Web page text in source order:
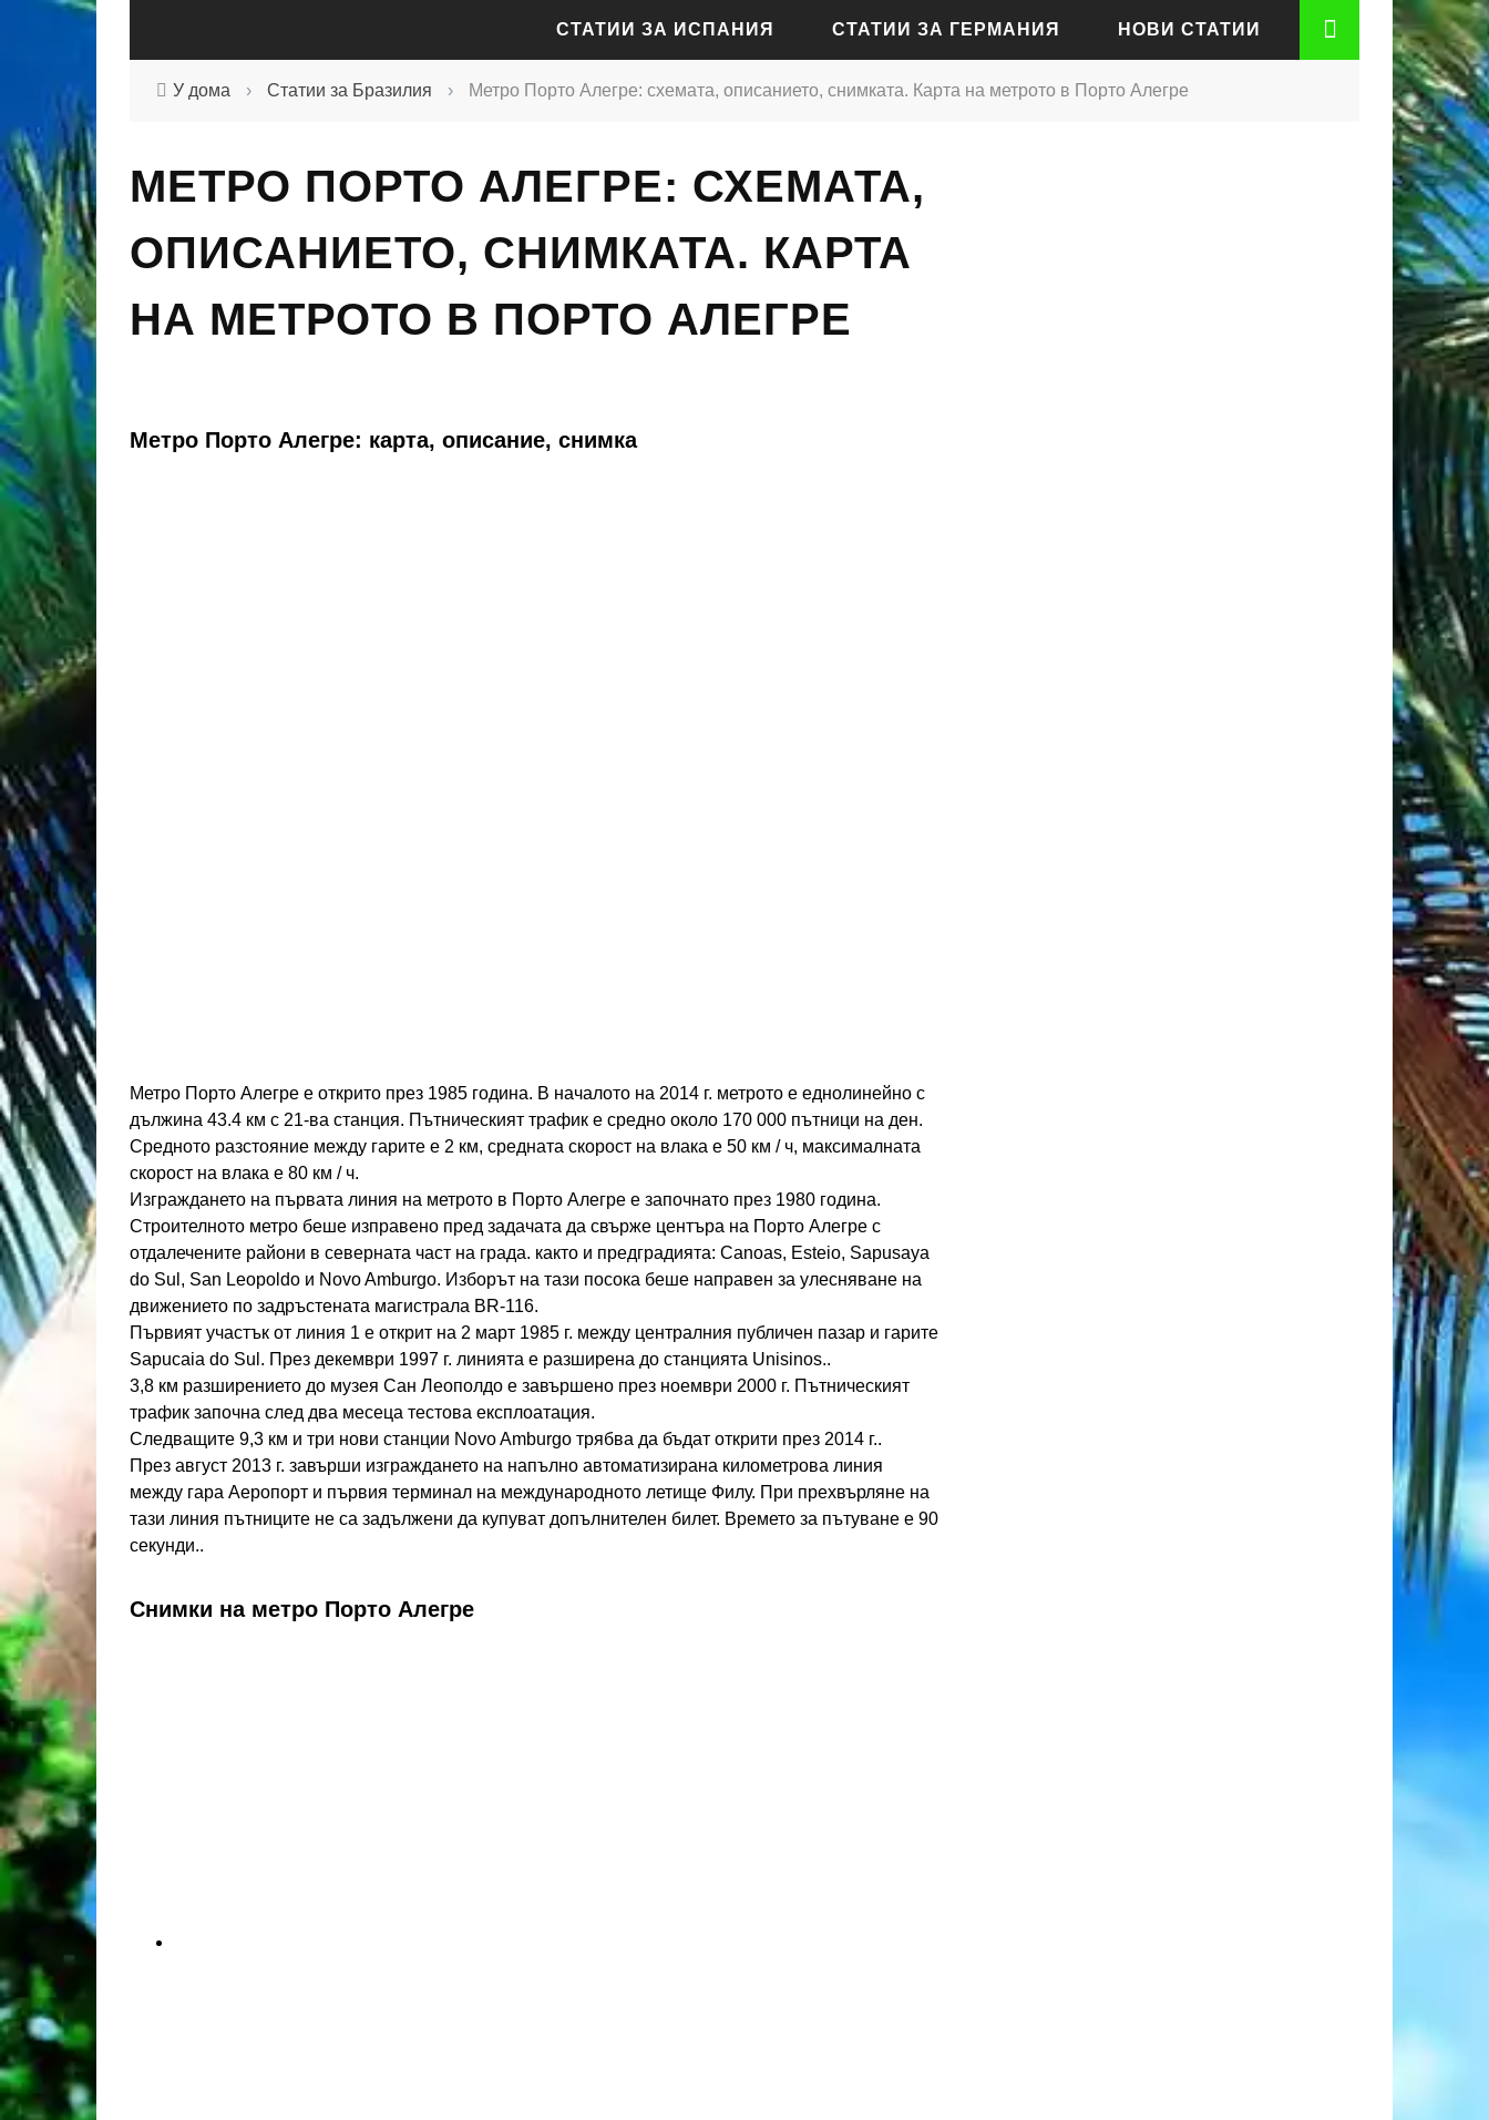
СТАТИИ ЗА ИСПАНИЯ
СТАТИИ ЗА БАРСЕЛОНА
СТАТИИ ЗА СЕВИЛЯ
СТАТИИ ЗА ВАЛЕНСИЯ
СТАТИИ ЗА ГЕРМАНИЯ
СТАТИИ ЗА БЕРЛИН
СТАТИИ ЗА ДРЕЗДЕН
СТАТИИ ЗА ФРАНКФУРТ
НОВИ СТАТИИ
У дома › Статии за Бразилия › Метро Порто Алегре: схемата, описанието, снимката. Карта на метрото в Порто Алегре
МЕТРО ПОРТО АЛЕГРЕ: СХЕМАТА,
ОПИСАНИЕТО, СНИМКАТА. КАРТА
НА МЕТРОТО В ПОРТО АЛЕГРЕ
Метро Порто Алегре: карта, описание, снимка
Метро Порто Алегре е открито през 1985 година. В началото на 2014 г. метрото е еднолинейно с
дължина 43.4 км с 21-ва станция. Пътническият трафик е средно около 170 000 пътници на ден.
Средното разстояние между гарите е 2 км, средната скорост на влака е 50 км / ч, максималната
скорост на влака е 80 км / ч.
Изграждането на първата линия на метрото в Порто Алегре е започнато през 1980 година.
Строителното метро беше изправено пред задачата да свърже центъра на Порто Алегре с
отдалечените райони в северната част на града. както и предградията: Canoas, Esteio, Sapusaya
do Sul, San Leopoldo и Novo Amburgo. Изборът на тази посока беше направен за улесняване на
движението по задръстената магистрала BR-116.
Първият участък от линия 1 е открит на 2 март 1985 г. между централния публичен пазар и гарите
Sapucaia do Sul. През декември 1997 г. линията е разширена до станцията Unisinos..
3,8 км разширението до музея Сан Леополдо е завършено през ноември 2000 г. Пътническият
трафик започна след два месеца тестова експлоатация.
Следващите 9,3 км и три нови станции Novo Amburgo трябва да бъдат открити през 2014 г..
През август 2013 г. завърши изграждането на напълно автоматизирана километрова линия
между гара Аеропорт и първия терминал на международното летище Филу. При прехвърляне на
тази линия пътниците не са задължени да купуват допълнителен билет. Времето за пътуване е 90
секунди..
Снимки на метро Порто Алегре